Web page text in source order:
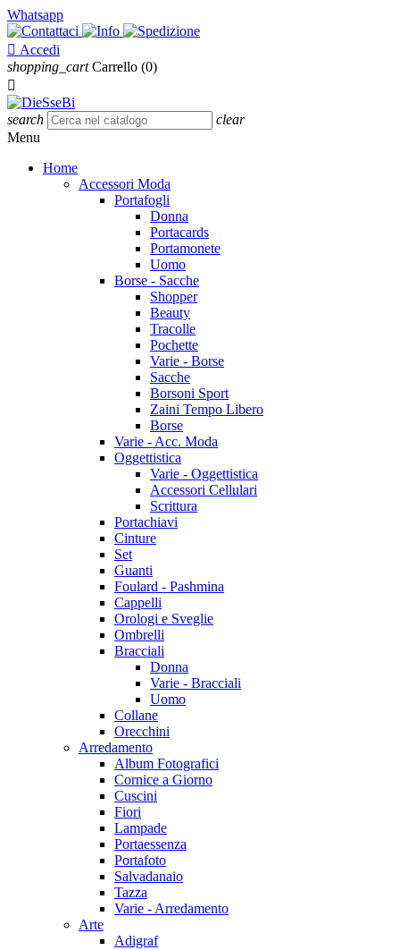
Whatsapp
 Accedi
shopping_cart Carrello (0)

search
clear
Menu
Home
Accessori Moda
Portafogli
Donna
Portacards
Portamonete
Uomo
Borse - Sacche
Shopper
Beauty
Tracolle
Pochette
Varie - Borse
Sacche
Borsoni Sport
Zaini Tempo Libero
Borse
Varie - Acc. Moda
Oggettistica
Varie - Oggettistica
Accessori Cellulari
Scrittura
Portachiavi
Cinture
Set
Guanti
Foulard - Pashmina
Cappelli
Orologi e Sveglie
Ombrelli
Bracciali
Donna
Varie - Bracciali
Uomo
Collane
Orecchini
Arredamento
Album Fotografici
Cornice a Giorno
Cuscini
Fiori
Lampade
Portaessenza
Portafoto
Salvadanaio
Tazza
Varie - Arredamento
Arte
Adigraf